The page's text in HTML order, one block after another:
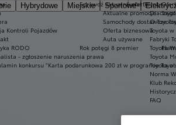
Hybrydowe Miejskie Sportowe
Kontroli Pojazdów
RODO
- zgłoszenie naruszenia prawa
konkursu "Karta podarunkowa 200 zł w programie
Sprawdź aktualne oferty
Aktualne promocje
Samochody dostawcze
Oferta biznesowa
Auta używane
Rok potęgi 8 premier
Świat Toyoty
O
Toyota
Fabryki
Toyota
Toyota
Toyota a
Norma
Klub
FAQ